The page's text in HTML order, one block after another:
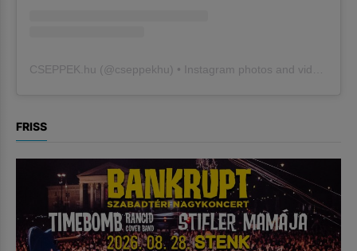
CSEPPEK.hu (@cseppekhu ) • Instagram photos and videos
FRISS